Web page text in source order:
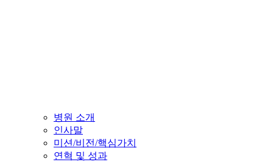
병원 소개
인사말
미션/비전/핵심가치
연혁 및 성과